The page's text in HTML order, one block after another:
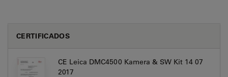
CERTIFICADOS
CE Leica DMC4500 Kamera & SW Kit 14 07
2017